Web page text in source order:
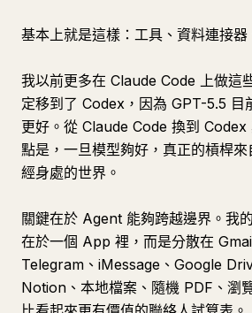
基本上就是這樣：工具、資料連接器
我以前更多在 Claude Code 上做這
定移到了 Codex，因為 GPT-5.5 目
更好。從 Claude Code 換到 Codex
點是，一旦模型夠好，真正的槓桿
經身處的世界。
關鍵在於 Agent 能夠跨越邊界。我
在於一個 App 裡，而是分散在
Telegram、iMessage、Google
Notion、本地檔案、隨機 PDF、瀏